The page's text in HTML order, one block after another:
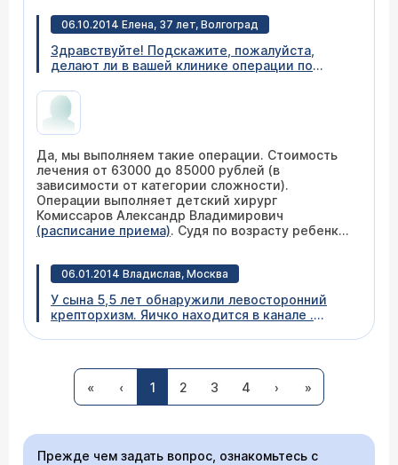
06.10.2014 Елена, 37 лет, Волгоград
Здравствуйте! Подскажите, пожалуйста,
делают ли в вашей клинике операции по
Да, мы выполняем такие операции. Стоимость
лечения от 63000 до 85000 рублей (в
зависимости от категории сложности).
Операции выполняет детский хирург
Комиссаров Александр Владимирович
(расписание приема). Судя по возрасту ребенка
06.01.2014 Владислав, Москва
У сына 5,5 лет обнаружили левосторонний
крепторхизм. Яичко находится в канале .
включая все расходы? Нужны ли какие-
стоимость? Как долго ребенок будет
находиться в больнице? И возможно ли
пребывание с родителями? Если да, то нужно
Уважаемый Владислав, операция по поводу
до 85000 рублей (в зависимости от категории
сложности). В эту стоимость входит операция,
« ‹ 1 2 3 4 › »
Прежде чем задать вопрос, ознакомьтесь с